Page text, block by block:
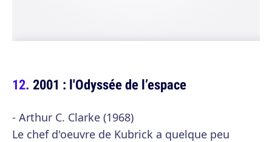
2001 : l'Odyssée de l’espace
- Arthur C. Clarke (1968)
Le chef d'oeuvre de Kubrick a quelque peu